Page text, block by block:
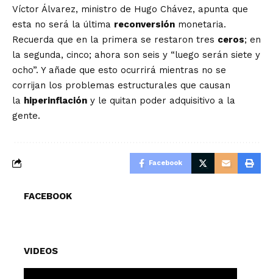
Víctor Álvarez, ministro de Hugo Chávez, apunta que
esta no será la última reconversión monetaria.
Recuerda que en la primera se restaron tres ceros; en
la segunda, cinco; ahora son seis y “luego serán siete y
ocho”. Y añade que esto ocurrirá mientras no se
corrijan los problemas estructurales que causan
la hiperinflación y le quitan poder adquisitivo a la
gente.
Facebook
FACEBOOK
VIDEOS